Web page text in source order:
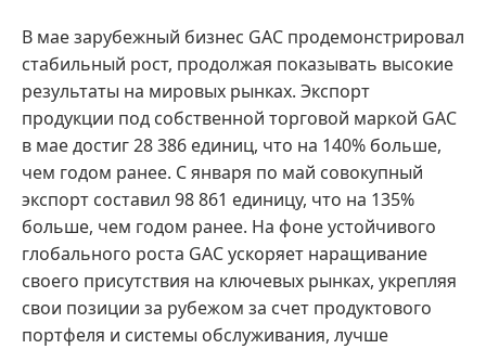
В мае зарубежный бизнес GAC продемонстрировал
стабильный рост, продолжая показывать высокие
результаты на мировых рынках. Экспорт
продукции под собственной торговой маркой GAC
в мае достиг 28 386 единиц, что на 140% больше,
чем годом ранее. С января по май совокупный
экспорт составил 98 861 единицу, что на 135%
больше, чем годом ранее. На фоне устойчивого
глобального роста GAC ускоряет наращивание
своего присутствия на ключевых рынках, укрепляя
свои позиции за рубежом за счет продуктового
портфеля и системы обслуживания, лучше